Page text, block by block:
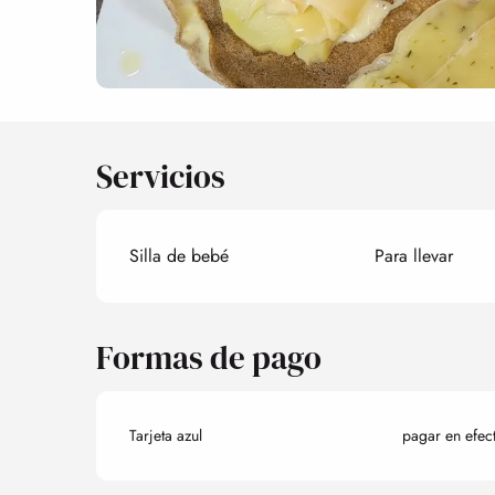
Servicios
Silla de bebé Para llevar
Formas de pago
Tarjeta azul pagar en